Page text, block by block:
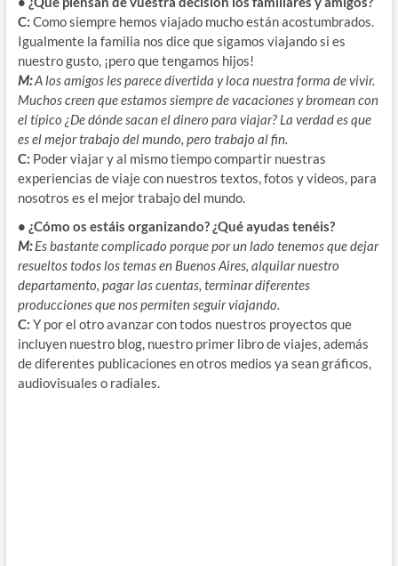
C: Como siempre hemos viajado mucho están acostumbrados.
Igualmente la familia nos dice que sigamos viajando si es
nuestro gusto, ¡pero que tengamos hijos!
M:A los amigos les parece divertida y loca nuestra forma de vivir.
Muchos creen que estamos siempre de vacaciones y bromean con
el típico ¿De dónde sacan el dinero para viajar? La verdad es que
es el mejor trabajo del mundo, pero trabajo al fin.
C: Poder viajar y al mismo tiempo compartir nuestras
experiencias de viaje con nuestros textos, fotos y videos, para
nosotros es el mejor trabajo del mundo.
• ¿Cómo os estáis organizando? ¿Qué ayudas tenéis?
M:Es bastante complicado porque por un lado tenemos que dejar
resueltos todos los temas en Buenos Aires, alquilar nuestro
departamento, pagar las cuentas, terminar diferentes
producciones que nos permiten seguir viajando.
C: Y por el otro avanzar con todos nuestros proyectos que
incluyen nuestro blog, nuestro primer libro de viajes, además
de diferentes publicaciones en otros medios ya sean gráficos,
audiovisuales o radiales.